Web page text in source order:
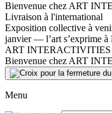
Bienvenue chez ART
Livraison à l'international
Exposition collective à
janvier — l’art s’exprime à
ART INTERACTIVITIES
Bienvenue chez ART
Menu